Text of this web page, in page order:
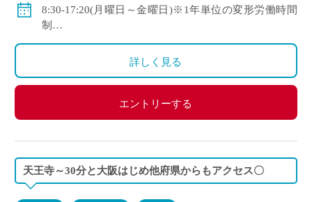
◇保険：私学共済、雇用保険、労災保険
8:30-17:20(月曜日～金曜日)※1年単位の変形労働時間
制
・土曜日、日曜日、祝日、その他学校スケジュールに
詳しく見る
エントリーする
天王寺～30分と大阪はじめ他府県からもアクセス〇